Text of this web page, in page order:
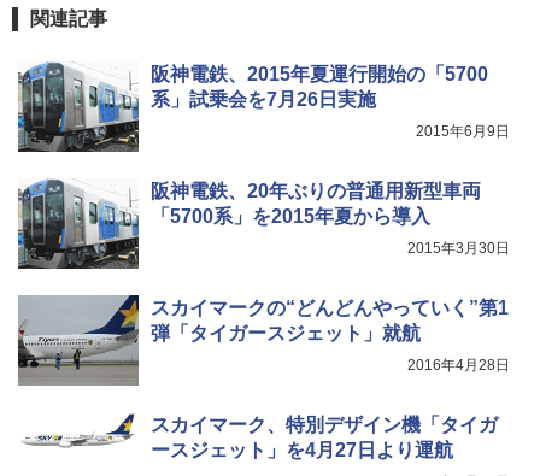
ア/オフィス/教育現場/展示会用 緑
￥1,180
電動エアーポンプ SUP用 20PSI 電動ポンプ
ゴムボート 空気入れ 空気抜き 自動停止 過熱
保護 日光可読lcd 7種類ノズル付き
関連記事
阪神電鉄、2015年夏運行開始の「5700
系」試乗会を7月26日実施
2015年6月9日
阪神電鉄、20年ぶりの普通用新型車両
「5700系」を2015年夏から導入
2015年3月30日
スカイマークの“どんどんやっていく”第1
弾「タイガースジェット」就航
2016年4月28日
スカイマーク、特別デザイン機「タイガ
ースジェット」を4月27日より運航